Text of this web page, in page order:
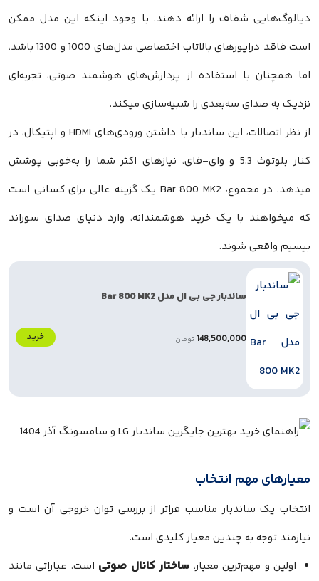
شفاف را ارائه دهند. با وجود اینکه این مدل ممکن
است فاقد درایورهای بالاتاب اختصاصی مدل‌های 1000 و 1300 باشد،
همچنان با استفاده از پردازش‌های هوشمند صوتی، تجربه‌ای
به صدای سه‌بعدی را شبیه‌سازی میکند.
از نظر اتصالات، این ساندبار با داشتن ورودی‌های HDMI و اپتیکال، در
کنار بلوتوث 5.3 و وای-فای، نیازهای اکثر شما را به‌خوبی پوشش
میدهد. در مجموع، Bar 800 MK2 یک گزینه عالی برای کسانی است
با یک خرید هوشمندانه، وارد دنیای صدای سوراند
واقعی شوند.
ساندبار جی بی ال مدل Bar 800 MK2
148,500,000تومان خرید
مهم انتخاب
یک ساندبار مناسب فراتر از بررسی توان خروجی آن است و
توجه به چندین معیار کلیدی است.
و مهم‌ترین معیار،ساختار کانال صوتیاست. عباراتی مانند